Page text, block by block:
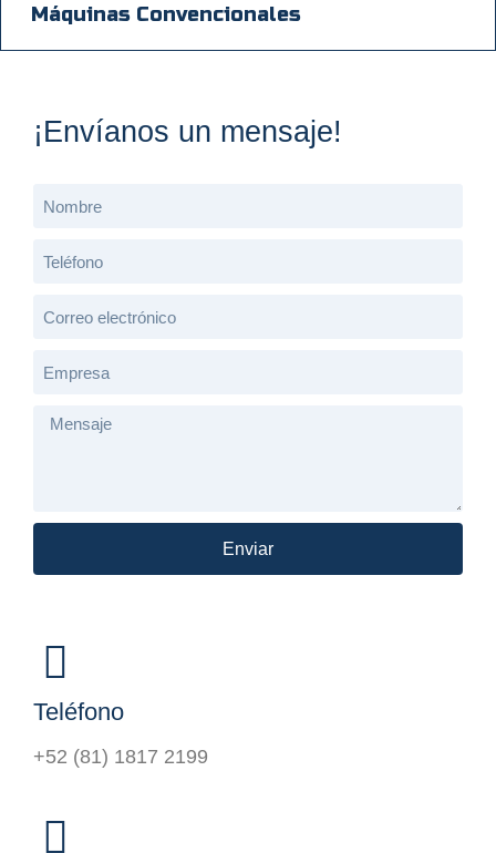
Máquinas Convencionales
¡Envíanos un mensaje!
Enviar
Teléfono
+52 (81) 1817 2199